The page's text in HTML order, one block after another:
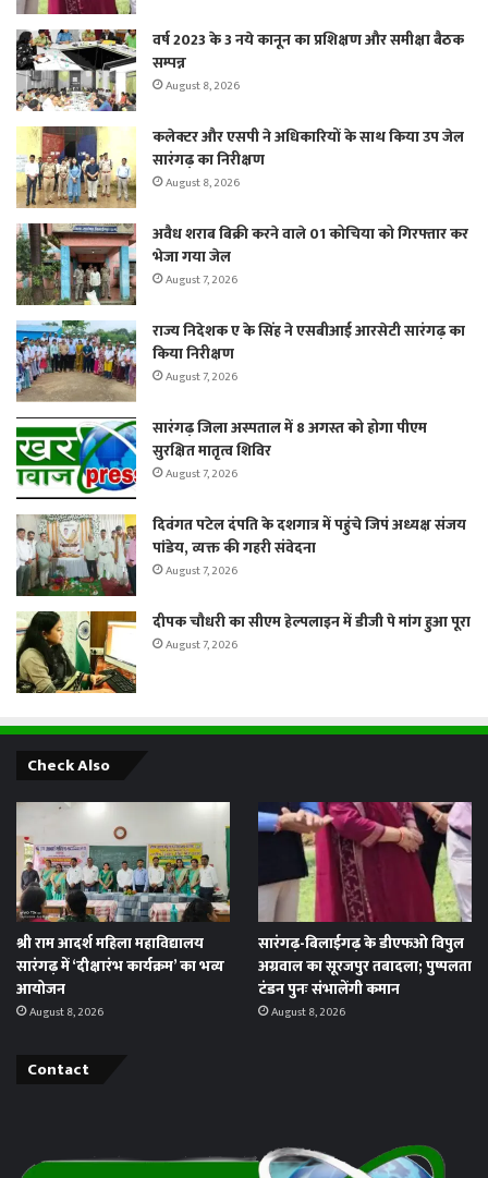
वर्ष 2023 के 3 नये कानून का प्रशिक्षण और समीक्षा बैठक
सम्पन्न
August 8, 2026
कलेक्टर और एसपी ने अधिकारियों के साथ किया उप जेल
सारंगढ़ का निरीक्षण
August 8, 2026
अवैध शराब बिक्री करने वाले 01 कोचिया को गिरफ्तार कर
भेजा गया जेल
August 7, 2026
राज्य निदेशक ए के सिंह ने एसबीआई आरसेटी सारंगढ़ का
किया निरीक्षण
August 7, 2026
सारंगढ़ जिला अस्पताल में 8 अगस्त को होगा पीएम
सुरक्षित मातृत्व शिविर
August 7, 2026
दिवंगत पटेल दंपति के दशगात्र में पहुंचे जिपं अध्यक्ष संजय
पांडेय, व्यक्त की गहरी संवेदना
August 7, 2026
दीपक चौधरी का सीएम हेल्पलाइन में डीजी पे मांग हुआ पूरा
August 7, 2026
Check Also
श्री राम आदर्श महिला महाविद्यालय
सारंगढ़ में ‘दीक्षारंभ कार्यक्रम’ का भव्य
आयोजन
August 8, 2026
सारंगढ़-बिलाईगढ़ के डीएफओ विपुल
अग्रवाल का सूरजपुर तबादला; पुष्पलता
टंडन पुनः संभालेंगी कमान
August 8, 2026
Contact